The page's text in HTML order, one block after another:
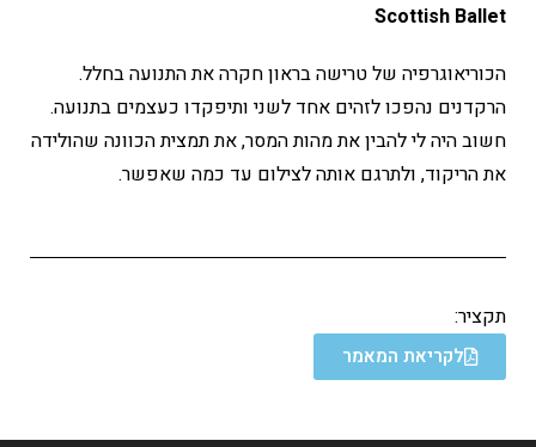
Scottish Ballet
הכוריאוגרפיה של טרישה בראון חקרה את התנועה בחלל.
הרקדנים נהפכו לזהים אחד לשני ותיפקדו כעצמים בתנועה.
חשוב היה לי להבין את מהות המסר, את תמצית הכוונה שהולידה
את הריקוד, ולתרגם אותה לצילום עד כמה שאפשר.
תקציר:
לקריאת המאמר